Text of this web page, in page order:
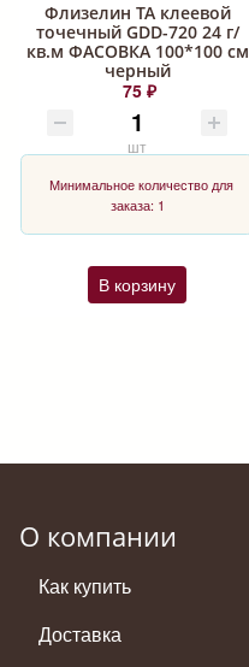
Флизелин ТА клеевой
точечный GDD-720 24 г/
кв.м ФАСОВКА 100*100 см
черный
75 ₽
шт
Минимальное количество для
заказа: 1
В корзину
О компании
Как купить
Доставка